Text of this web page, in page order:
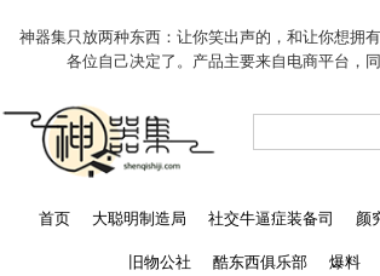
神器集只放两种东西：让你笑出声的，和让你想拥
各位自己决定了。产品主要来自电商平台，
首页 大聪明制造局 社交牛逼症装备司 颜
旧物公社 酷东西俱乐部 爆料